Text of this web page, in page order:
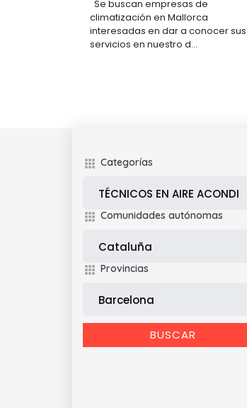
Se buscan empresas de
climatización en Mallorca
interesadas en dar a conocer sus
servicios en nuestro d...
Categorías
Comunidades autónomas
Provincias
BUSCAR